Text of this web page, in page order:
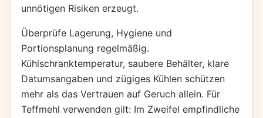
unnötigen Risiken erzeugt.
Überprüfe Lagerung, Hygiene und
Portionsplanung regelmäßig.
Kühlschranktemperatur, saubere Behälter, klare
Datumsangaben und zügiges Kühlen schützen
mehr als das Vertrauen auf Geruch allein. Für
Teffmehl verwenden gilt: Im Zweifel empfindliche